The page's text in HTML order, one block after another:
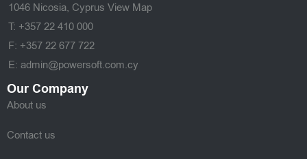
1046 Nicosia, Cyprus View Map
T: +357 22 410 000
F: +357 22 677 722
E: admin@powersoft.com.cy
Our Company
About us
Contact us